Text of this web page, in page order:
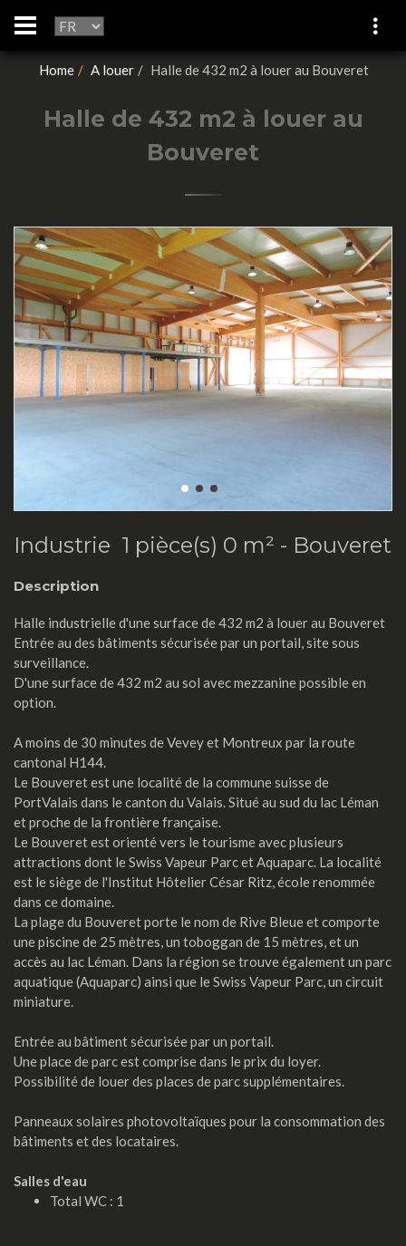
Home A louer Halle de 432 m2 à louer au Bouveret
Halle de 432 m2 à louer au
Bouveret
Industrie 1 pièce(s) 0 m² - Bouveret
Description
Halle industrielle d'une surface de 432 m2 à louer au Bouveret
Entrée au des bâtiments sécurisée par un portail, site sous
surveillance.
D'une surface de 432 m2 au sol avec mezzanine possible en
option.
A moins de 30 minutes de Vevey et Montreux par la route
cantonal H144.
Le Bouveret est une localité de la commune suisse de
PortValais dans le canton du Valais. Situé au sud du lac Léman
et proche de la frontière française.
Le Bouveret est orienté vers le tourisme avec plusieurs
attractions dont le Swiss Vapeur Parc et Aquaparc. La localité
est le siège de l'Institut Hôtelier César Ritz, école renommée
dans ce domaine.
La plage du Bouveret porte le nom de Rive Bleue et comporte
une piscine de 25 mètres, un toboggan de 15 mètres, et un
accès au lac Léman. Dans la région se trouve également un parc
aquatique (Aquaparc) ainsi que le Swiss Vapeur Parc, un circuit
miniature.
Entrée au bâtiment sécurisée par un portail.
Une place de parc est comprise dans le prix du loyer.
Possibilité de louer des places de parc supplémentaires.
Panneaux solaires photovoltaïques pour la consommation des
bâtiments et des locataires.
Salles d'eau
Total WC : 1